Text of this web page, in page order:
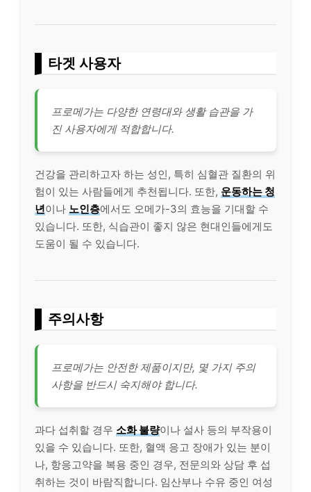
타겟 사용자
프로메가는 다양한 연령대와 생활 습관을 가
진 사용자에게 적합합니다.
건강을 관리하고자 하는 성인, 특히 심혈관 질환의 위
험이 있는 사람들에게 추천됩니다. 또한, 운동하는 청
년이나 노인층에서도 오메가-3의 효능을 기대할 수
있습니다. 또한, 식습관이 좋지 않은 현대인들에게도
도움이 될 수 있습니다.
주의사항
프로메가는 안전한 제품이지만, 몇 가지 주의
사항을 반드시 숙지해야 합니다.
과다 섭취할 경우 소화 불량이나 설사 등의 부작용이
있을 수 있습니다. 또한, 혈액 응고 장애가 있는 분이
나, 항응고약을 복용 중인 경우, 전문의와 상담 후 섭
취하는 것이 바람직합니다. 임산부나 수유 중인 여성